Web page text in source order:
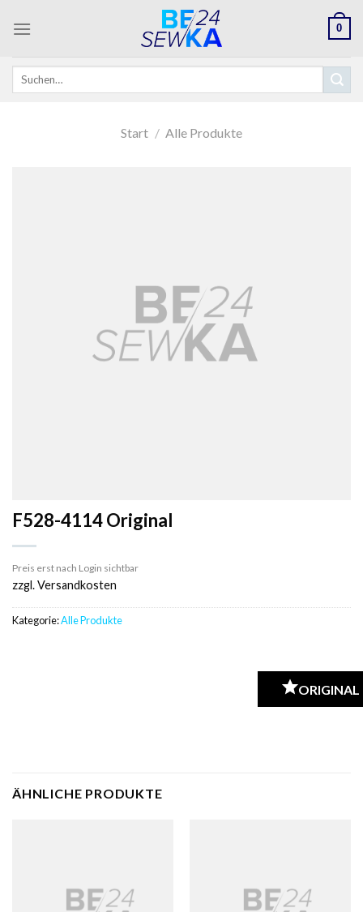
0
Suchen
Start / Alle Produkte
F528-4114 Original
Preis erst nach Login sichtbar
zzgl. Versandkosten
Kategorie:Alle Produkte
ORIGINAL
ÄHNLICHE PRODUKTE